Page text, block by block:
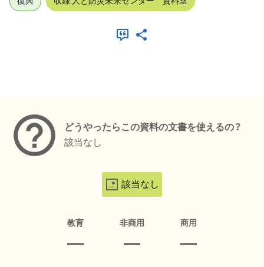
どうやったらこの資料の文書を使えるの？
該当なし
該当なし
教育 非商用 商用